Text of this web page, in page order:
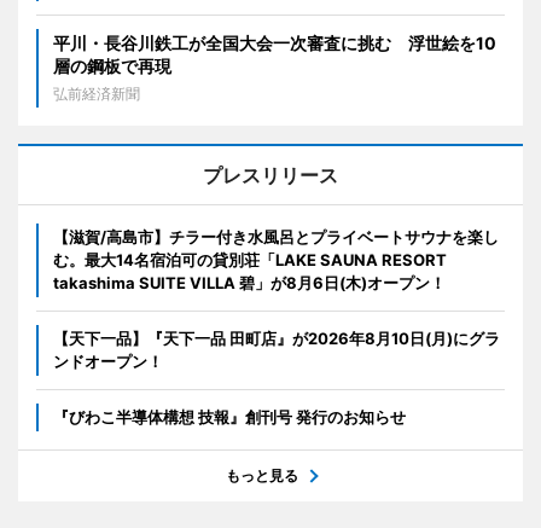
平川・長谷川鉄工が全国大会一次審査に挑む 浮世絵を10
層の鋼板で再現
弘前経済新聞
プレスリリース
【滋賀/高島市】チラー付き水風呂とプライベートサウナを楽し
む。最大14名宿泊可の貸別荘「LAKE SAUNA RESORT
takashima SUITE VILLA 碧」が8月6日(木)オープン！
【天下一品】『天下一品 田町店』が2026年8月10日(月)にグラ
ンドオープン！
『びわこ半導体構想 技報』創刊号 発行のお知らせ
もっと見る